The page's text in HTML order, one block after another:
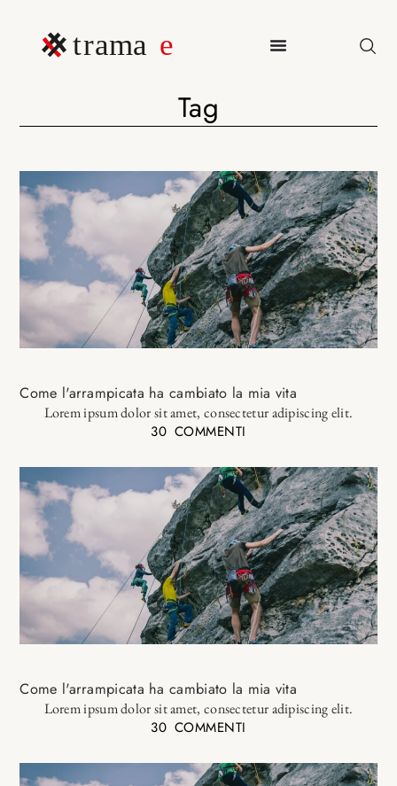
Tag
Come l'arrampicata ha cambiato la mia vita
Lorem ipsum dolor sit amet, consectetur adipiscing elit.
30 COMMENTI
Come l'arrampicata ha cambiato la mia vita
Lorem ipsum dolor sit amet, consectetur adipiscing elit.
30 COMMENTI